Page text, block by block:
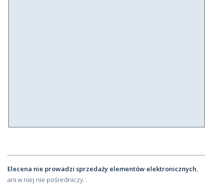
Elecena nie prowadzi sprzedaży elementów elektronicznych
ani w niej nie pośredniczy.